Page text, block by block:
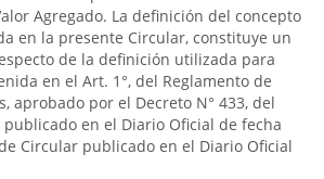
Agregado. La definición del concepto
en la presente Circular, constituye un
de la definición utilizada para
en el Art. 1°, del Reglamento de
aprobado por el Decreto N° 433, del
en el Diario Oficial de fecha
Circular publicado en el Diario Oficial